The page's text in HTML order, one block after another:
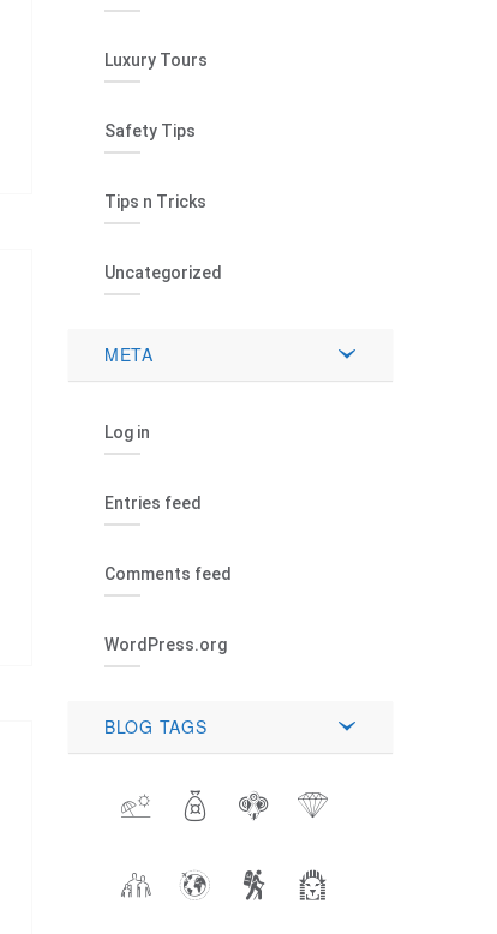
Luxury Tours
Safety Tips
Tips n Tricks
Uncategorized
META
Log in
Entries feed
Comments feed
WordPress.org
BLOG TAGS